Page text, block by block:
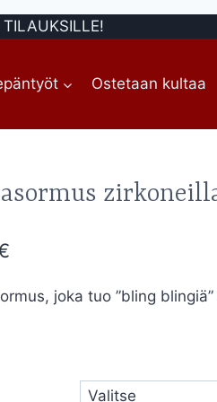
Ostetaan kultaa
joka tuo ”bling